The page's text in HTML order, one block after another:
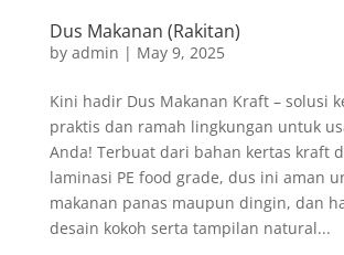
Dus Makanan (Rakitan)
by admin | May 9, 2025
Kini hadir Dus Makanan Kraft – solusi
praktis dan ramah lingkungan untuk
Anda! Terbuat dari bahan kertas kraft
laminasi PE food grade, dus ini aman
makanan panas maupun dingin, dan
desain kokoh serta tampilan natural...